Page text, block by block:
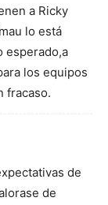
a Ricky
lo está
esperado,a
los equipos
fracaso.
de
de